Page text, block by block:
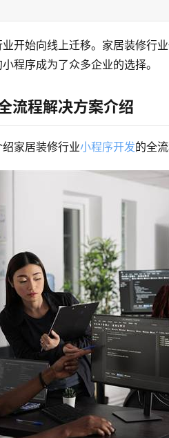
开始向线上迁移。家居装修行
程序成为了众多企业的选择。
流程解决方案介绍
绍家居装修行业小程序开发的全